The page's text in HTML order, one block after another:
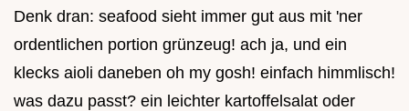
Denk dran: seafood sieht immer gut aus mit 'ner
ordentlichen portion grünzeug! ach ja, und ein
klecks aioli daneben oh my gosh! einfach himmlisch!
was dazu passt? ein leichter kartoffelsalat oder